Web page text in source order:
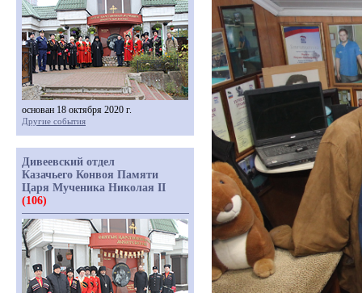
основан 18 октября 2020 г.
Другие события
Дивеевский отдел
Казачьего Конвоя Памяти
Царя Мученика Николая II
(106)